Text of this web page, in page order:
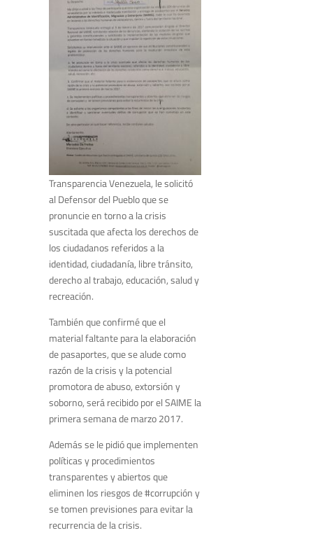
Transparencia Venezuela, le solicitó
al Defensor del Pueblo que se
pronuncie en torno a la crisis
suscitada que afecta los derechos de
los ciudadanos referidos a la
identidad, ciudadanía, libre tránsito,
derecho al trabajo, educación, salud y
recreación.
También que confirmé que el
material faltante para la elaboración
de pasaportes, que se alude como
razón de la crisis y la potencial
promotora de abuso, extorsión y
soborno, será recibido por el SAIME la
primera semana de marzo 2017.
Además se le pidió que implementen
políticas y procedimientos
transparentes y abiertos que
eliminen los riesgos de #corrupción y
se tomen previsiones para evitar la
recurrencia de la crisis.